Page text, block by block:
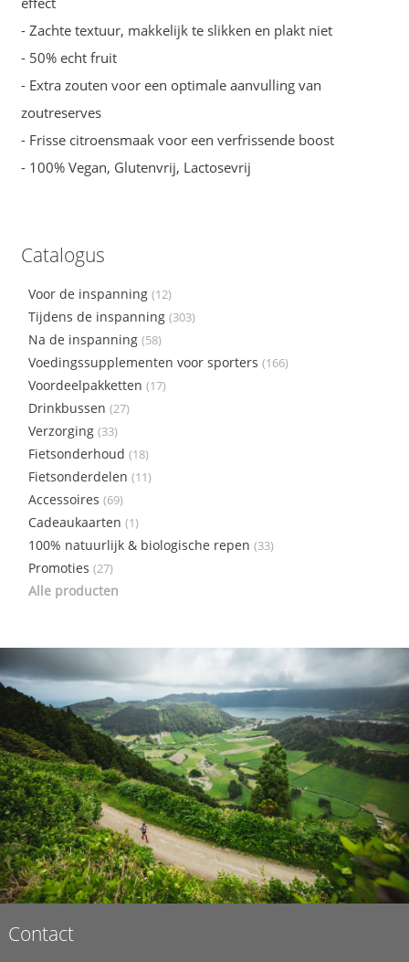
- Zachte textuur, makkelijk te slikken en plakt niet
- 50% echt fruit
- Extra zouten voor een optimale aanvulling van
zoutreserves
- Frisse citroensmaak voor een verfrissende boost
- 100% Vegan, Glutenvrij, Lactosevrij
Catalogus
Voor de inspanning (12)
Tijdens de inspanning (303)
Na de inspanning (58)
Voedingssupplementen voor sporters (166)
Voordeelpakketten (17)
Drinkbussen (27)
Verzorging (33)
Fietsonderhoud (18)
Fietsonderdelen (11)
Accessoires (69)
Cadeaukaarten (1)
100% natuurlijk & biologische repen (33)
Promoties (27)
Alle producten
Contact